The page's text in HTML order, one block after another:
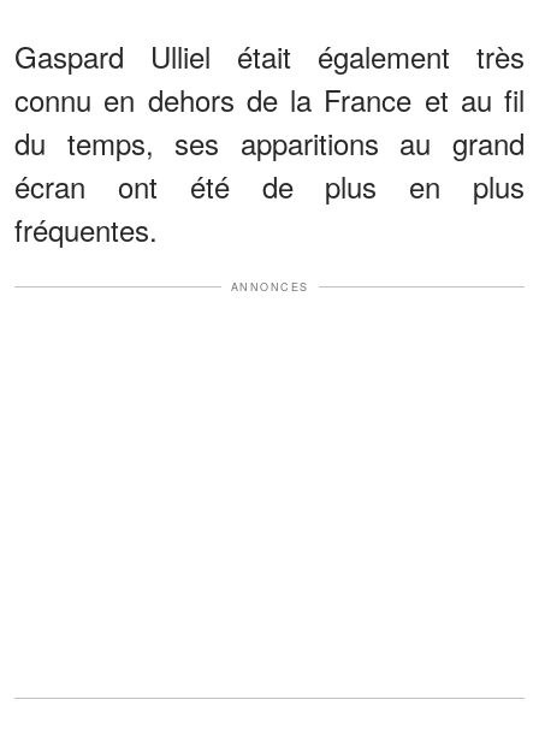
Gaspard Ulliel était également très
connu en dehors de la France et au fil
du temps, ses apparitions au grand
écran ont été de plus en plus
fréquentes.
ANNONCES